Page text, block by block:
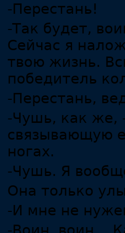
-Перестань!
-Так будет,
Сейчас я
твою жизнь.
победитель
-Перестань,
-Чушь, как же,
связывающую
ногах.
-Чушь. Я
Она только
-И мне не